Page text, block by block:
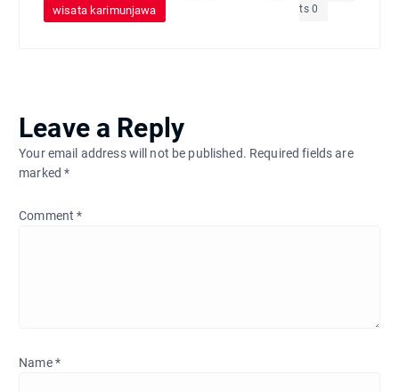
wisata karimunjawa
ts 0
Leave a Reply
Your email address will not be published. Required fields are
marked*
Comment*
Name*